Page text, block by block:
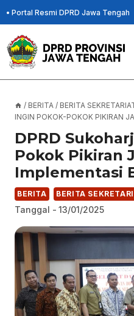
Skip
to
content
• Portal Resmi DPRD Jawa Tengah
/ BERITA / BERITA
INGIN POKOK-POKOK PIKIRAN
DPRD
Pokok Pikiran
Implementasi
BERITA BERITA
Tanggal - 13/01/2025